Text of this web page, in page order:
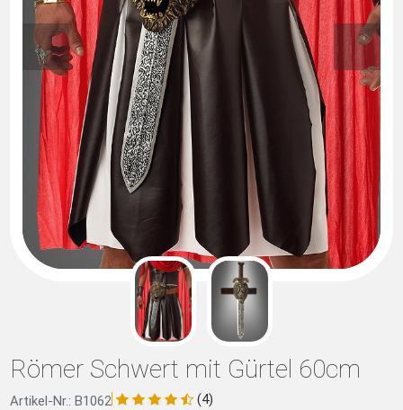
Römer Schwert mit Gürtel 60cm
Artikel-Nr.: B1062 (4)